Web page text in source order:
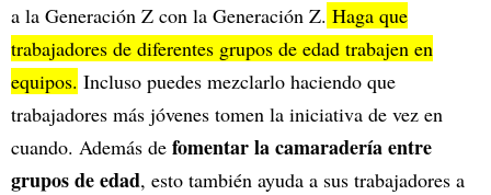
a la Generación Z con la Generación Z. Haga que
trabajadores de diferentes grupos de edad trabajen en
equipos. Incluso puedes mezclarlo haciendo que
trabajadores más jóvenes tomen la iniciativa de vez en
cuando. Además de fomentar la camaradería entre
grupos de edad, esto también ayuda a sus trabajadores a